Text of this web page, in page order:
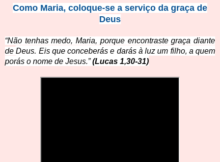
Como Maria, coloque-se a serviço da graça de
Deus
“Não tenhas medo, Maria, porque encontraste graça diante
deDeus. Eis que conceberás e darás à luz um filho, a quem
porás o nome de Jesus.” (Lucas 1,30-31)